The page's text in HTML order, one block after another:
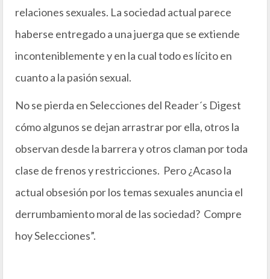
relaciones sexuales. La sociedad actual parece
haberse entregado a una juerga que se extiende
inconteniblemente y en la cual todo es lícito en
cuanto a la pasión sexual.
No se pierda en Selecciones del Reader´s Digest
cómo algunos se dejan arrastrar por ella, otros la
observan desde la barrera y otros claman por toda
clase de frenos y restricciones. Pero ¿Acaso la
actual obsesión por los temas sexuales anuncia el
derrumbamiento moral de las sociedad? Compre
hoy Selecciones”.